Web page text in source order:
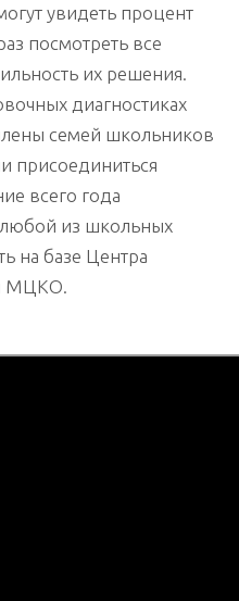
увидеть процент
посмотреть все
их решения.
диагностиках
семей школьников
присоединиться
всего года
из школьных
на базе Центра
МЦКО.